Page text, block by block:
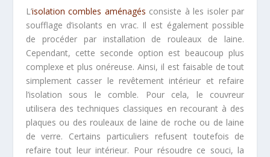
L’isolation combles aménagés consiste à les isoler par
soufflage d’isolants en vrac. Il est également possible
de procéder par installation de rouleaux de laine.
Cependant, cette seconde option est beaucoup plus
complexe et plus onéreuse. Ainsi, il est faisable de tout
simplement casser le revêtement intérieur et refaire
l’isolation sous le comble. Pour cela, le couvreur
utilisera des techniques classiques en recourant à des
plaques ou des rouleaux de laine de roche ou de laine
de verre. Certains particuliers refusent toutefois de
refaire tout leur intérieur. Pour résoudre ce souci, la